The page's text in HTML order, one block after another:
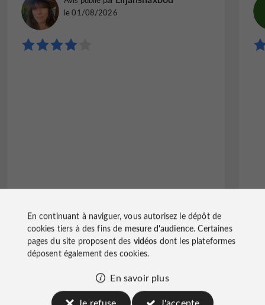
le 01/08/2026
Lire tous les avis
Ecrire un avis
© Google 2026
En continuant à naviguer, vous autorisez le dépôt de
cookies tiers à des fins de mesure d'audience. Certaines
pages du site proposent des vidéos dont les plateformes
déposent également des cookies.
En savoir plus
Je refuse
J'accepte